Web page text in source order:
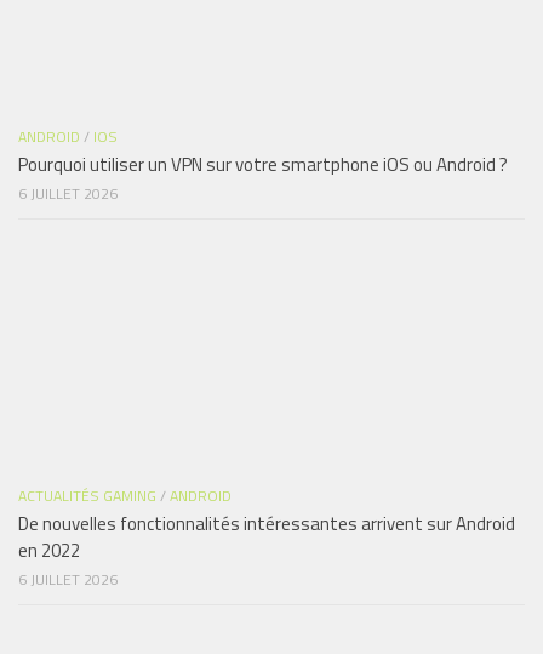
ANDROID / IOS
Pourquoi utiliser un VPN sur votre smartphone iOS ou Android ?
6 JUILLET 2026
ACTUALITÉS GAMING /ANDROID
De nouvelles fonctionnalités intéressantes arrivent sur Android
en 2022
6 JUILLET 2026